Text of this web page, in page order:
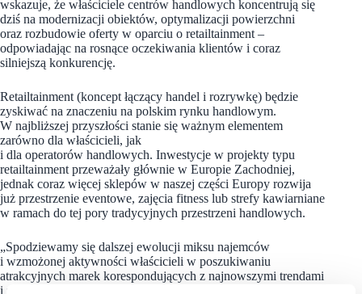
wskazuje, że właściciele centrów handlowych koncentrują się
dziś na modernizacji obiektów, optymalizacji powierzchni
oraz rozbudowie oferty w oparciu o retailtainment –
odpowiadając na rosnące oczekiwania klientów i coraz
silniejszą konkurencję.
Retailtainment (koncept łączący handel i rozrywkę) będzie
zyskiwać na znaczeniu na polskim rynku handlowym.
W najbliższej przyszłości stanie się ważnym elementem
zarówno dla właścicieli, jak
i dla operatorów handlowych. Inwestycje w projekty typu
retailtainment przeważały głównie w Europie Zachodniej,
jednak coraz więcej sklepów w naszej części Europy rozwija
już przestrzenie eventowe, zajęcia fitness lub strefy kawiarniane
w ramach do tej pory tradycyjnych przestrzeni handlowych.
„Spodziewamy się dalszej ewolucji miksu najemców
i wzmożonej aktywności właścicieli w poszukiwaniu
atrakcyjnych marek korespondujących z najnowszymi trendami
i zmianami zwyczajów zakupowych klientów. Natomiast